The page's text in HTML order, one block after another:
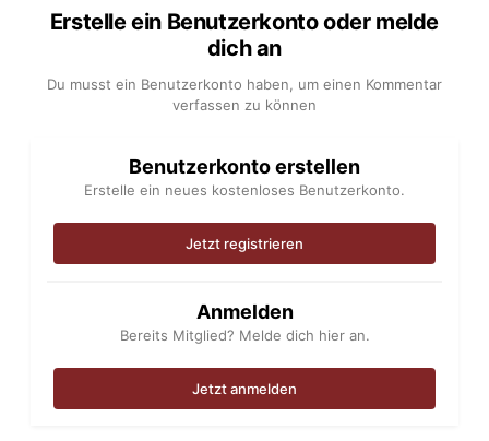
Erstelle ein Benutzerkonto oder melde
dich an
Du musst ein Benutzerkonto haben, um einen Kommentar
verfassen zu können
Benutzerkonto erstellen
Erstelle ein neues kostenloses Benutzerkonto.
Jetzt registrieren
Anmelden
Bereits Mitglied? Melde dich hier an.
Jetzt anmelden